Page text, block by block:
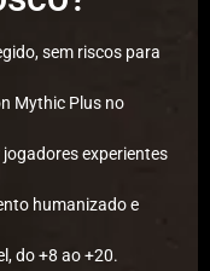
sem riscos para
Mythic Plus no
experientes
humanizado e
do +8 ao +20.